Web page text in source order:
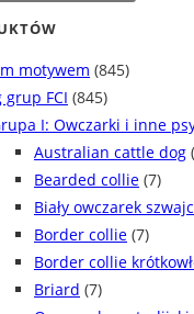
motywem (845)
grup FCI (845)
I: Owczarki i inne
Australian cattle dog
Bearded collie (7)
Biały owczarek
Border collie (7)
Border collie
Briard (7)